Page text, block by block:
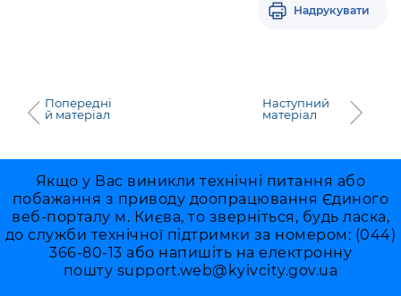
Надрукувати
Попередні
й матеріал
Наступний
матеріал
Якщо у Вас виникли технічні питання або
побажання з приводу доопрацювання Єдиного
веб-порталу м. Києва, то зверніться, будь ласка,
до служби технічної підтримки за номером: (044)
366-80-13 або напишіть на електронну
пошту support.web@kyivcity.gov.ua